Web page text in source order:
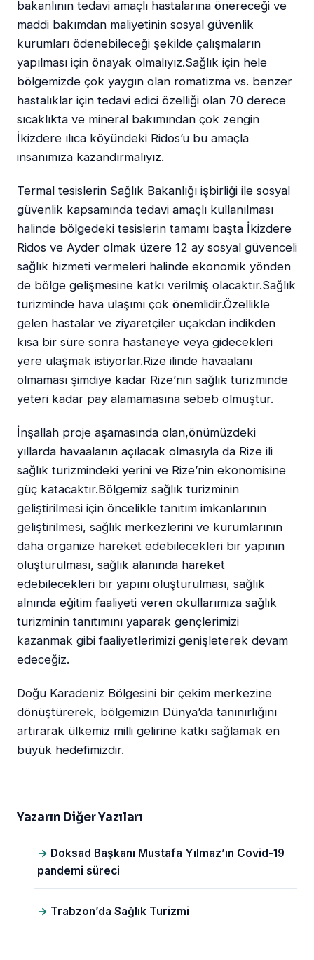
bakanlının tedavi amaçlı hastalarına önereceği ve
maddi bakımdan maliyetinin sosyal güvenlik
kurumları ödenebileceği şekilde çalışmaların
yapılması için önayak olmalıyız.Sağlık için hele
bölgemizde çok yaygın olan romatizma vs. benzer
hastalıklar için tedavi edici özelliği olan 70 derece
sıcaklıkta ve mineral bakımından çok zengin
İkizdere ılıca köyündeki Ridos’u bu amaçla
insanımıza kazandırmalıyız.
Termal tesislerin Sağlık Bakanlığı işbirliği ile sosyal
güvenlik kapsamında tedavi amaçlı kullanılması
halinde bölgedeki tesislerin tamamı başta İkizdere
Ridos ve Ayder olmak üzere 12 ay sosyal güvenceli
sağlık hizmeti vermeleri halinde ekonomik yönden
de bölge gelişmesine katkı verilmiş olacaktır.Sağlık
turizminde hava ulaşımı çok önemlidir.Özellikle
gelen hastalar ve ziyaretçiler uçakdan indikden
kısa bir süre sonra hastaneye veya gidecekleri
yere ulaşmak istiyorlar.Rize ilinde havaalanı
olmaması şimdiye kadar Rize’nin sağlık turizminde
yeteri kadar pay alamamasına sebeb olmuştur.
İnşallah proje aşamasında olan,önümüzdeki
yıllarda havaalanın açılacak olmasıyla da Rize ili
sağlık turizmindeki yerini ve Rize’nin ekonomisine
güç katacaktır.Bölgemiz sağlık turizminin
geliştirilmesi için öncelikle tanıtım imkanlarının
geliştirilmesi, sağlık merkezlerini ve kurumlarının
daha organize hareket edebilecekleri bir yapının
oluşturulması, sağlık alanında hareket
edebilecekleri bir yapını oluşturulması, sağlık
alnında eğitim faaliyeti veren okullarımıza sağlık
turizminin tanıtımını yaparak gençlerimizi
kazanmak gibi faaliyetlerimizi genişleterek devam
edeceğiz.
Doğu Karadeniz Bölgesini bir çekim merkezine
dönüştürerek, bölgemizin Dünya’da tanınırlığını
artırarak ülkemiz milli gelirine katkı sağlamak en
büyük hedefimizdir.
Yazarın Diğer Yazıları
Doksad Başkanı Mustafa Yılmaz’ın Covid-19
pandemi süreci
Trabzon’da Sağlık Turizmi